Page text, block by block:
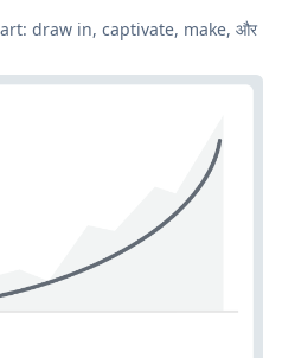
draw in, captivate, make, और